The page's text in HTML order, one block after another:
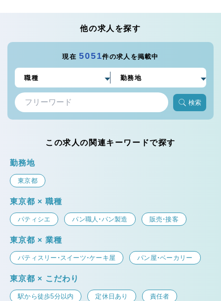
他の求人を探す
現在5051件の求人を掲載中
検索
この求人の関連キーワードで探す
勤務地
東京都
東京都 × 職種
パティシエ パン職人・パン製造 販売・接客
東京都 × 業種
パティスリー・スイーツ・ケーキ屋 パン屋・ベーカリー
東京都 × こだわり
駅から徒歩5分以内 定休日あり 責任者